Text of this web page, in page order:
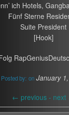
ich Hotels,
Fünf Sterne
Suite President
[Hook]
Posted by: on January
← previous - next